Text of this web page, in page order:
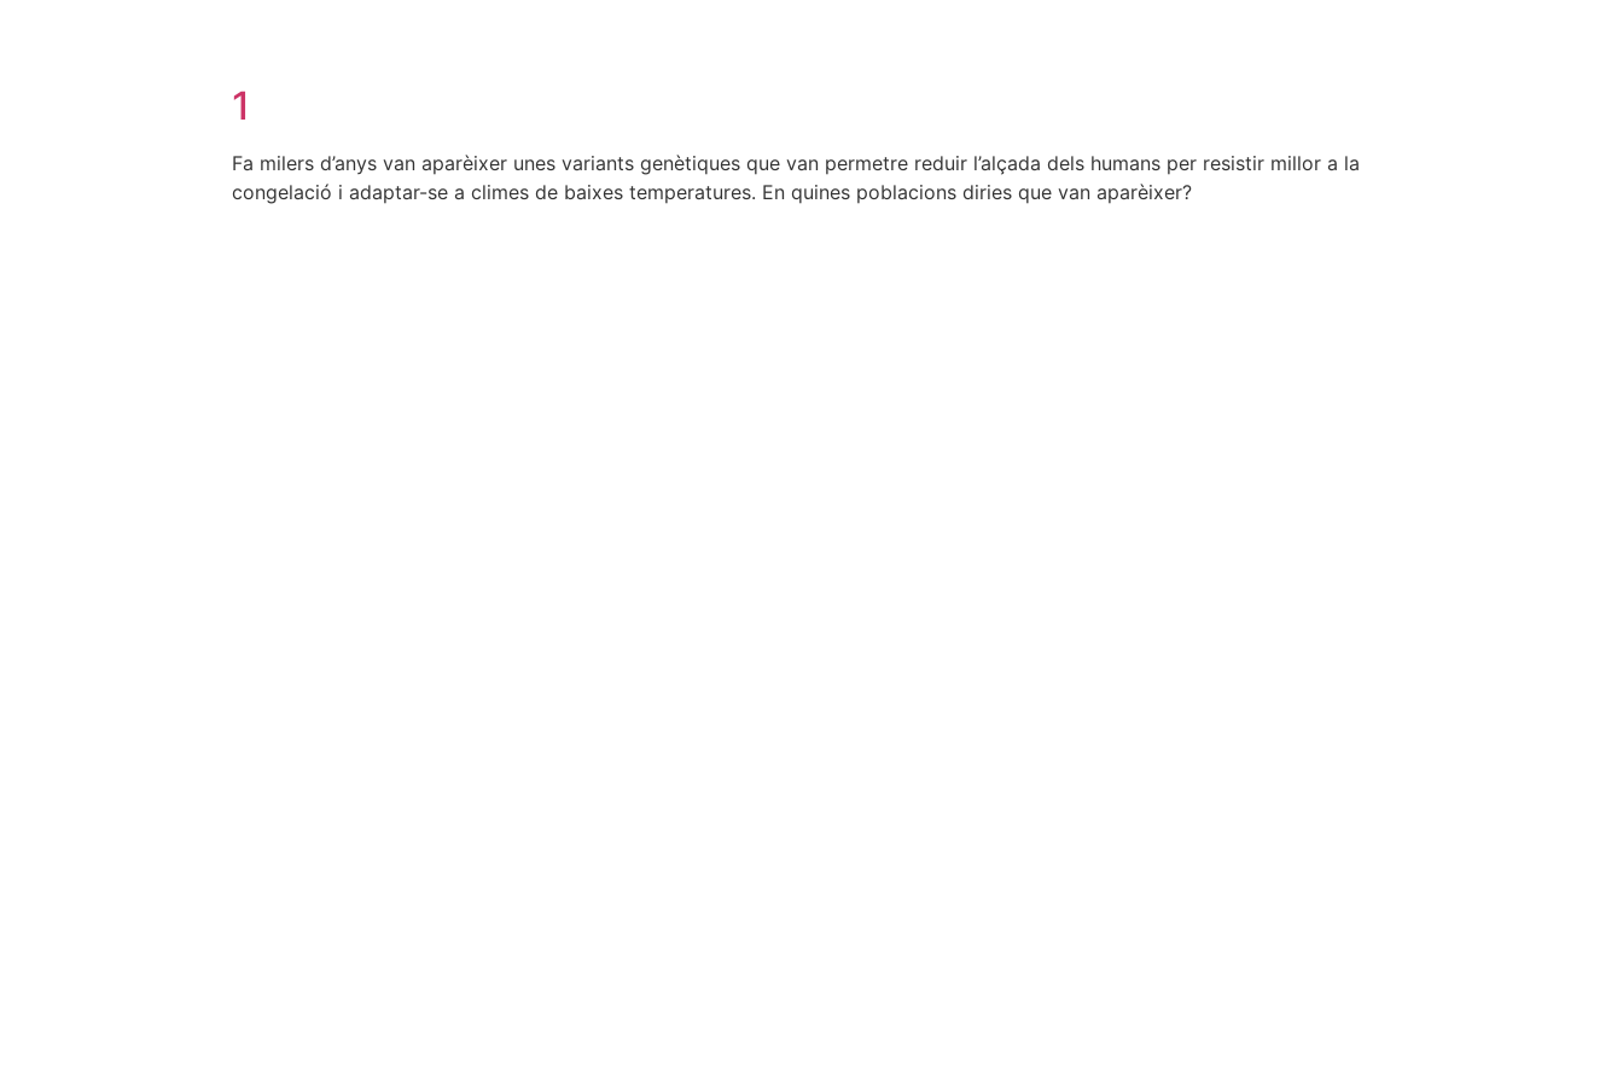
1
Fa milers d’anys van aparèixer unes variants genètiques que van permetre reduir l’alçada dels humans per resistir millor a la
congelació i adaptar-se a climes de baixes temperatures. En quines poblacions diries que van aparèixer?